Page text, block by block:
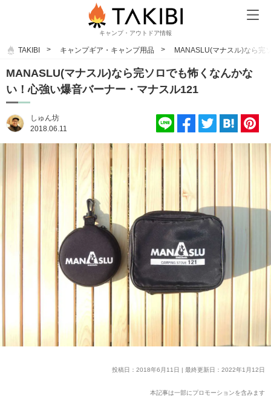
キャンプ・アウトドア情報
TAKIBI キャンプギア・キャンプ用品 MANASLU(マナスル)なら完
MANASLU(マナスル)なら完ソロでも怖くなんかな
い！心強い爆音バーナー・マナスル121
しゅん坊
2018.06.11
投稿日：2018年6月11日 | 最終更新日：2022年1月12日
本記事は一部にプロモーションを含みます